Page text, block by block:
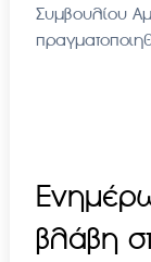
Συμβουλίου
βλάβη